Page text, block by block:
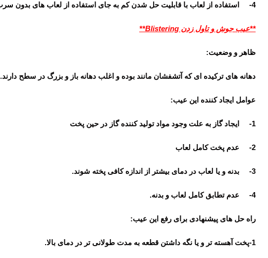
4- استفاده از لعاب با قابلیت حل شدن کم به جای استفاده از لعاب های بدون سرب
**عیب جوش و تاول زدن Blistering
**
ظاهر و وضعیت:
دهانه های ترکیده ای که آتشفشان مانند بوده و اغلب دهانه باز و بزرگ در سطح دارند.
عوامل ایجاد کننده این عیب:
1- ایجاد گاز به علت وجود مواد تولید کننده گاز در حین پخت
2- عدم پخت کامل لعاب
3- بدنه و یا لعاب در دمای بیشتر از اندازه کافی پخته شوند.
4- عدم تطابق کامل لعاب و بدنه.
راه حل های پیشنهادی برای رفع این عیب:
1-پخت آهسته تر و یا نگه داشتن قطعه به مدت طولانی تر در دمای بالا.